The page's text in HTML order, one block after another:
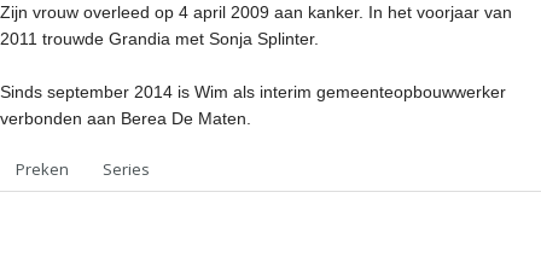
Zijn vrouw overleed op 4 april 2009 aan kanker. In het voorjaar van
2011 trouwde Grandia met Sonja Splinter.
Sinds september 2014 is Wim als interim gemeenteopbouwwerker
verbonden aan Berea De Maten.
Preken Series